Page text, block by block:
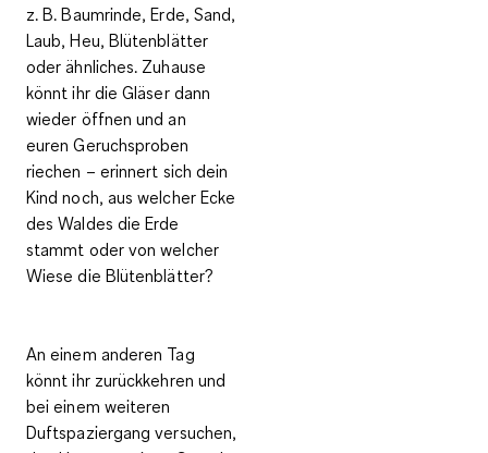
z. B. Baumrinde, Erde, Sand,
Laub, Heu, Blütenblätter
oder ähnliches. Zuhause
könnt ihr die Gläser dann
wieder öffnen und an
eurenGeruchsproben
riechen – erinnert sich dein
Kind noch, aus welcher Ecke
des Waldes die Erde
stammt oder von welcher
Wiese die Blütenblätter?
An einem anderen Tag
könnt ihr zurückkehren und
bei einem weiteren
Duftspaziergang versuchen,